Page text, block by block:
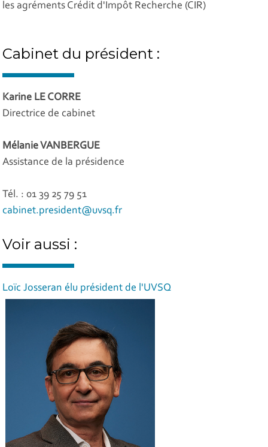
les agréments Crédit d'Impôt Recherche (CIR)
Cabinet du président :
Karine LE CORRE
Directrice de cabinet
Mélanie VANBERGUE
Assistance de la présidence
Tél. : 01 39 25 79 51
cabinet.president@uvsq.fr
Voir aussi :
Loïc Josseran élu président de l'UVSQ